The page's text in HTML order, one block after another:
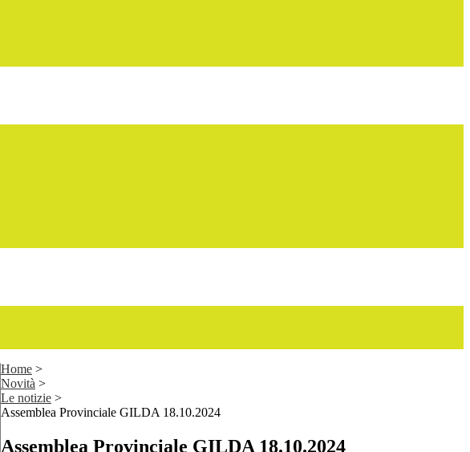
Home >
Novità >
Le notizie >
Assemblea Provinciale GILDA 18.10.2024
Assemblea Provinciale GILDA 18.10.2024